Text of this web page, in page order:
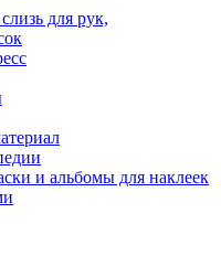
для рук,
и альбомы для наклеек